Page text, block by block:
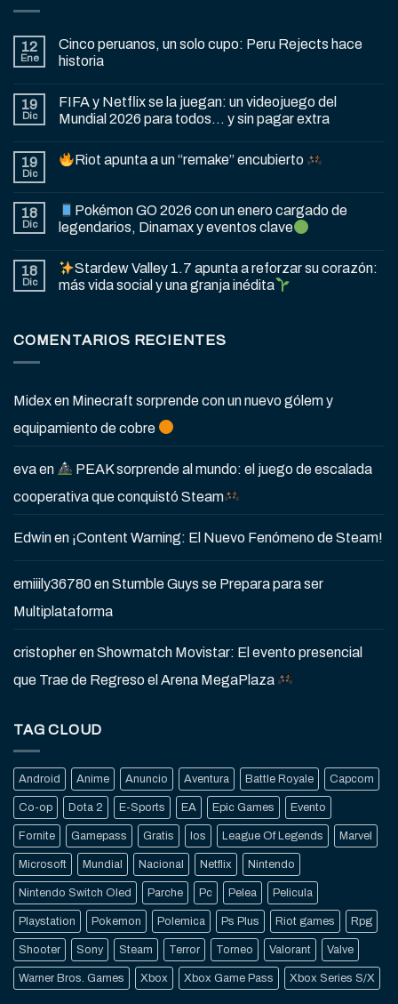
12
Ene
Cinco peruanos, un solo cupo: Peru Rejects hace
historia
19
Dic
FIFA y Netflix se la juegan: un videojuego del
Mundial 2026 para todos… y sin pagar extra
19
Dic
Riot apunta a un “remake” encubierto
18
Dic
Pokémon GO 2026 con un enero cargado de
legendarios, Dinamax y eventos clave
18
Dic
Stardew Valley 1.7 apunta a reforzar su corazón:
más vida social y una granja inédita
COMENTARIOS RECIENTES
Midexen Minecraft sorprende con un nuevo gólem y
equipamiento de cobre
evaen
PEAK sorprende al mundo: el juego de escalada
cooperativa que conquistó Steam
Edwinen ¡Content Warning: El Nuevo Fenómeno de Steam!
emiiily36780enStumble Guys se Prepara para ser
Multiplataforma
cristopherenShowmatch Movistar: El evento presencial
que Trae de Regreso el Arena MegaPlaza
TAG CLOUD
Android Anime Anuncio Aventura Battle Royale Capcom
Co-op Dota 2 E-Sports EA Epic Games Evento
Fornite Gamepass Gratis Ios League Of Legends Marvel
Microsoft Mundial Nacional Netflix Nintendo
Nintendo Switch Oled Parche Pc Pelea Pelicula
Playstation Pokemon Polemica Ps Plus Riot games Rpg
Shooter Sony Steam Terror Torneo Valorant Valve
Warner Bros. Games Xbox Xbox Game Pass Xbox Series S/X